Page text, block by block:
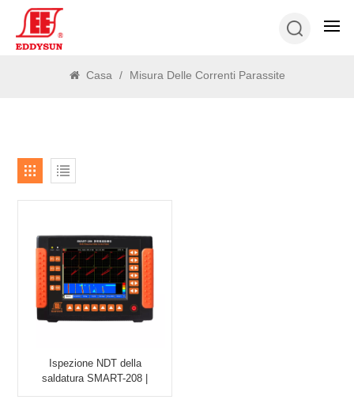
Casa / Misura Delle Correnti Parassite
Ispezione NDT della
saldatura SMART-208 |